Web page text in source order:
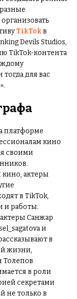
TikTokв
Devils Studios,
TikTok-контента
для вас
платформе
кино
своими
актеры
в TikTok,
и работы.
Санжар
и
в
жизни,
Толепов
в роли
секретами
не только в